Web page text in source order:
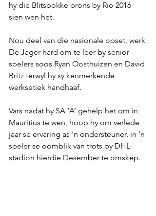
hy die Blitsbokke brons by Rio 2016
sien wen het.
Nou deel van die nasionale opset, werk
De Jager hard om te leer by senior
spelers soos Ryan Oosthuizen en David
Britz terwyl hy sy kenmerkende
werksetiek handhaaf.
Vars nadat hy SA ‘A’ gehelp het om in
Mauritius te wen, hoop hy om verlede
jaar se ervaring as ‘n ondersteuner, in ‘n
speler se oomblik van trots by DHL-
stadion hierdie Desember te omskep.